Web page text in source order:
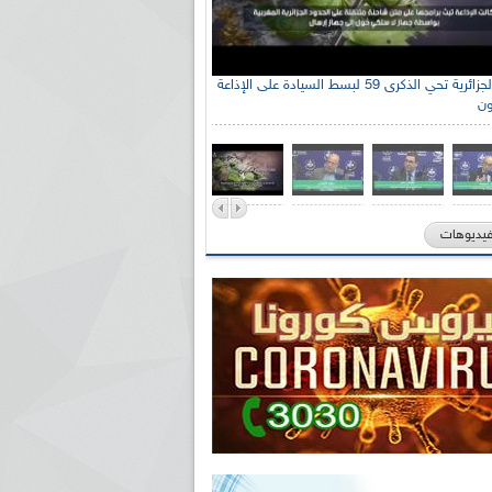
الإذاعة الجزائرية تحي الذكرى 59 لبسط السيادة على الإذاعة